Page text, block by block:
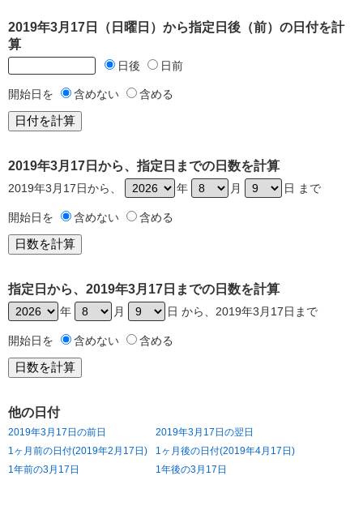
2019年3月17日（日曜日）から指定日後（前）の日付を計
算
日後 日前
開始日を 含めない 含める
2019年3月17日から、指定日までの日数を計算
2019年3月17日から、 年 月 日 まで
開始日を 含めない 含める
指定日から、2019年3月17日までの日数を計算
年 月 日 から、2019年3月17日まで
開始日を 含めない 含める
他の日付
2019年3月17日の前日
2019年3月17日の翌日
1ヶ月前の日付(2019年2月17日)
1ヶ月後の日付(2019年4月17日)
1年前の3月17日
1年後の3月17日